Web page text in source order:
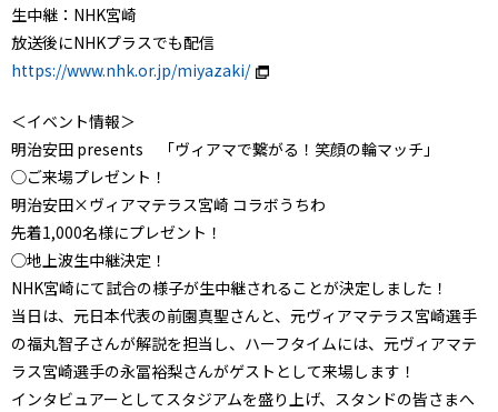
生中継：NHK宮崎
放送後にNHKプラスでも配信
https://www.nhk.or.jp/miyazaki/
＜イベント情報＞
明治安田 presents 「ヴィアマで繋がる！笑顔の輪マッチ」
◯ご来場プレゼント！
明治安田×ヴィアマテラス宮崎 コラボうちわ
先着1,000名様にプレゼント！
◯地上波生中継決定！
NHK宮崎にて試合の様子が生中継されることが決定しました！
当日は、元日本代表の前園真聖さんと、元ヴィアマテラス宮崎選手
の福丸智子さんが解説を担当し、ハーフタイムには、元ヴィアマテ
ラス宮崎選手の永冨裕梨さんがゲストとして来場します！
インタビュアーとしてスタジアムを盛り上げ、スタンドの皆さまへ